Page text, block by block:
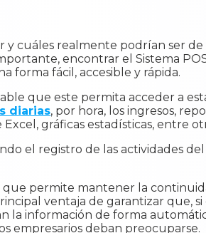
y cuáles realmente podrían ser
encontrar el Sistema
forma fácil, accesible y rápida.
que este permita acceder a
diarias, por hora, los ingresos,
gráficas estadísticas, entre
el registro de las actividades
que permite mantener la
ventaja de garantizar que,
la información de forma
empresarios deban preocuparse.